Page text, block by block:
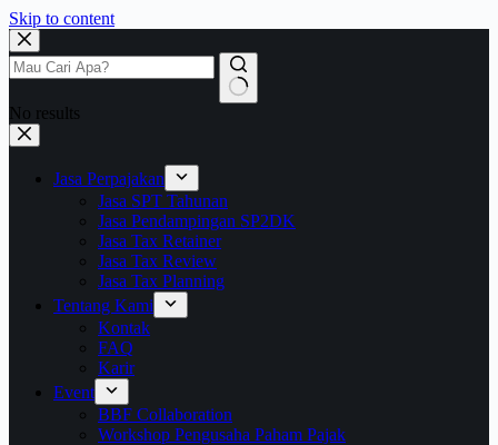
Skip to content
No results
Jasa Perpajakan
Jasa SPT Tahunan
Jasa Pendampingan SP2DK
Jasa Tax Retainer
Jasa Tax Review
Jasa Tax Planning
Tentang Kami
Kontak
FAQ
Karir
Event
BBF Collaboration
Workshop Pengusaha Paham Pajak